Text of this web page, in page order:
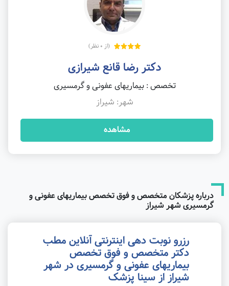
(از 0 نظر)
دکتر رضا قانع شیرازی
تخصص : بیماریهای عفونی و گرمسیری
شهر: شیراز
مشاهده
درباره پزشکان متخصص و فوق تخصص بیماریهای عفونی و
گرمسیری شهر شیراز
رزرو نوبت دهی اینترنتی آنلاین مطب
دکتر متخصص و فوق تخصص
بیماریهای عفونی و گرمسیری در شهر
شیراز از سینا پزشک